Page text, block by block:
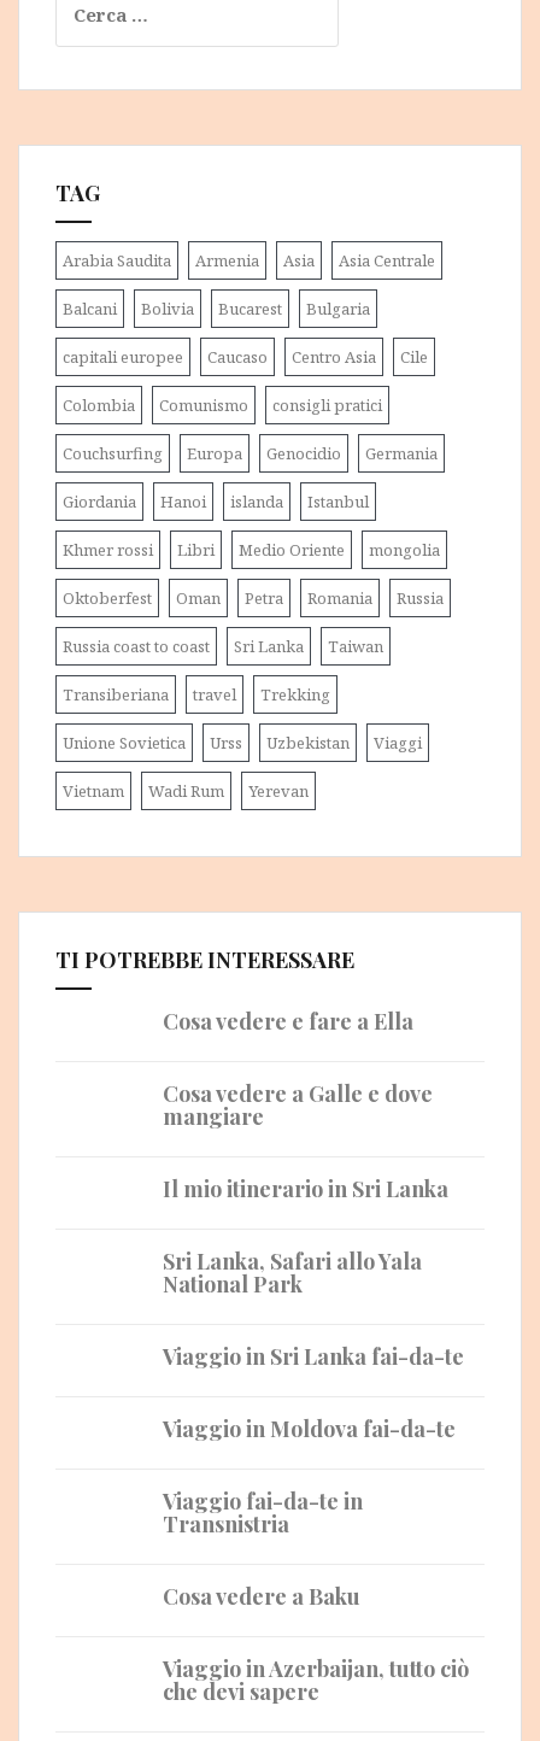
per:
TAG
Arabia Saudita Armenia Asia Asia Centrale
Balcani Bolivia Bucarest Bulgaria
capitali europee Caucaso Centro Asia Cile
Colombia Comunismo consigli pratici
Couchsurfing Europa Genocidio Germania
Giordania Hanoi islanda Istanbul
Khmer rossi Libri Medio Oriente mongolia
Oktoberfest Oman Petra Romania Russia
Russia coast to coast Sri Lanka Taiwan
Transiberiana travel Trekking
Unione Sovietica Urss Uzbekistan Viaggi
Vietnam Wadi Rum Yerevan
TI POTREBBE INTERESSARE
Cosa vedere e fare a Ella
Cosa vedere a Galle e dove
mangiare
Il mio itinerario in Sri Lanka
Sri Lanka, Safari allo Yala
National Park
Viaggio in Sri Lanka fai-da-te
Viaggio in Moldova fai-da-te
Viaggio fai-da-te in
Transnistria
Cosa vedere a Baku
Viaggio in Azerbaijan, tutto ciò
che devi sapere